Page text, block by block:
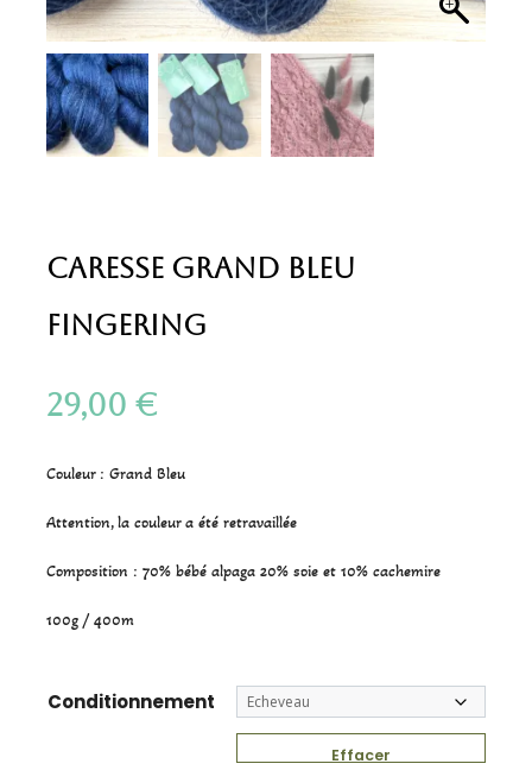
Caresse Grand Bleu
Fingering
29,00 €
Couleur : Grand Bleu
Attention, la couleur a été retravaillée
Composition : 70% bébé alpaga 20% soie et 10% cachemire
100g / 400m
Conditionnement
Effacer